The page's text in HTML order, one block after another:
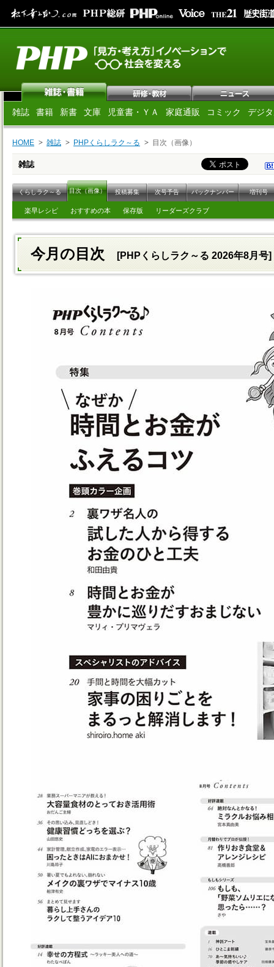
雑誌 書籍 新書 文庫 児童書・ＹＡ 家庭通販 コミック デジ
HOME 雑誌 PHPくらしラク～る 目次（画像）
雑誌
くらしラク～る 目次（画像） 投稿募集 次号予告 バックナンバー 増刊号
楽早レシピ おすすめの本 保存版 リーダーズクラブ
今月の目次 [PHPくらしラク～る 2026年8月号]